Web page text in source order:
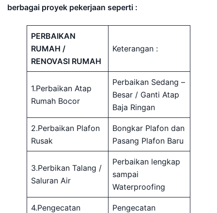
berbagai proyek pekerjaan seperti :
PERBAIKAN
RUMAH /
RENOVASI RUMAH
Keterangan :
1.Perbaikan Atap
Rumah Bocor
Perbaikan Sedang –
Besar / Ganti Atap
Baja Ringan
2.Perbaikan Plafon
Rusak
Bongkar Plafon dan
Pasang Plafon Baru
3.Perbikan Talang /
Saluran Air
Perbaikan lengkap
sampai
Waterproofing
4.Pengecatan
Pengecatan